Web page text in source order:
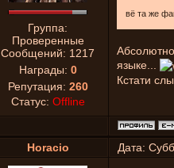
Группа:
Проверенные
Сообщений: 1217
Награды: 0
Репутация: 260
Статус: Offline
вё та же
языке...
Кстати
Horacio Дата: